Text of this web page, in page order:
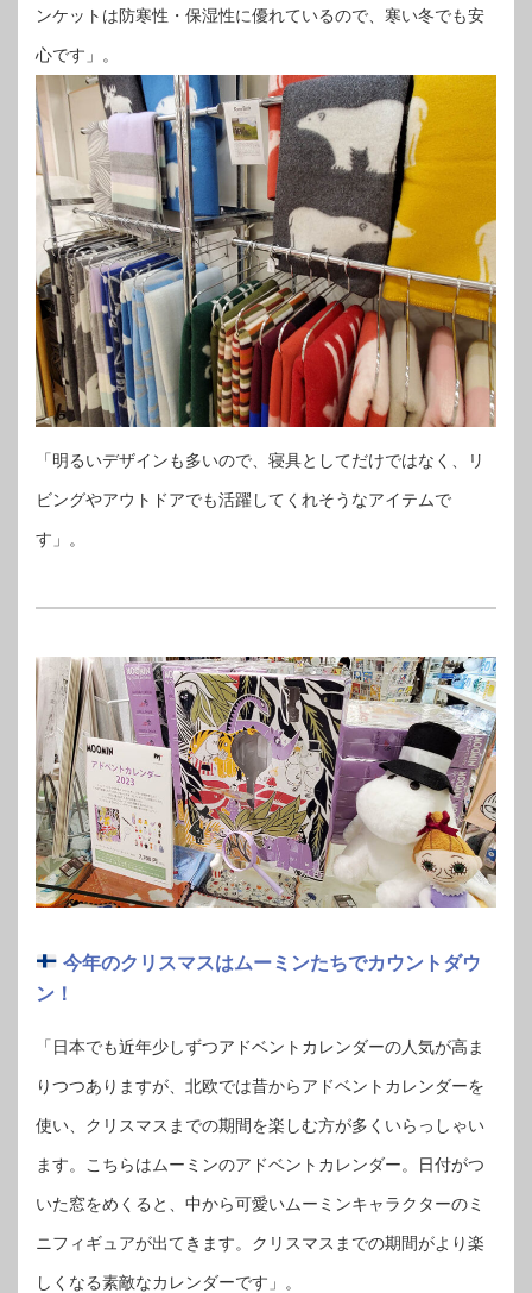
ンケットは防寒性・保湿性に優れているので、寒い冬でも安
心です」。
「明るいデザインも多いので、寝具としてだけではなく、リ
ビングやアウトドアでも活躍してくれそうなアイテムで
す」。
今年のクリスマスはムーミンたちでカウントダウ
ン！
「日本でも近年少しずつアドベントカレンダーの人気が高ま
りつつありますが、北欧では昔からアドベントカレンダーを
使い、クリスマスまでの期間を楽しむ方が多くいらっしゃい
ます。こちらはムーミンのアドベントカレンダー。日付がつ
いた窓をめくると、中から可愛いムーミンキャラクターのミ
ニフィギュアが出てきます。クリスマスまでの期間がより楽
しくなる素敵なカレンダーです」。